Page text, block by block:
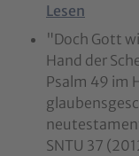
Lesen
"Doch Gott
Hand der
Psalm 49 im
SNTU 37